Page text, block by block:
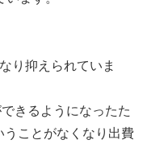
り抑えられていま
きるようになったた
ことがなくなり出費